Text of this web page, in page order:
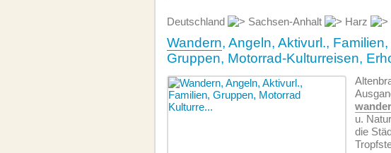
Deutschland Sachsen-Anhalt Harz
Wandern, Angeln, Aktivurl., Familien,
Gruppen, Motorrad-Kulturreisen,
u.
die